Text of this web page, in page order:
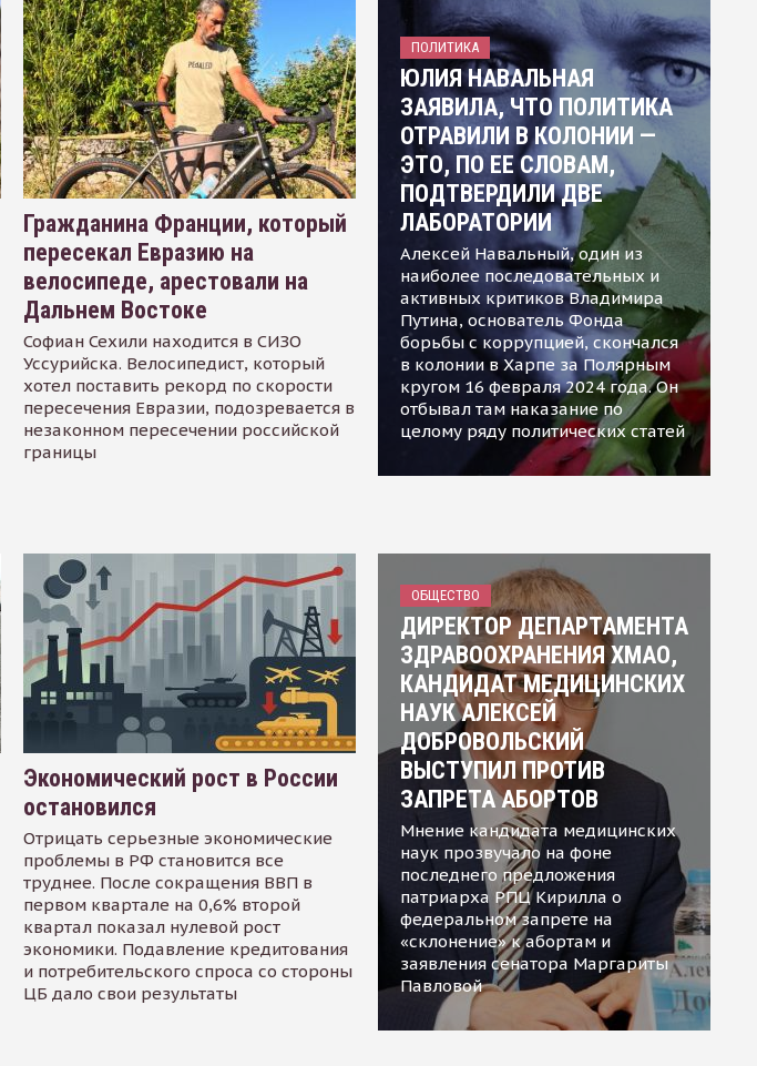
Гражданина Франции, который
пересекал Евразию на
велосипеде, арестовали на
Дальнем Востоке
Софиан Сехили находится в СИЗО
Уссурийска. Велосипедист, который
хотел поставить рекорд по скорости
пересечения Евразии, подозревается в
незаконном пересечении российской
границы
ПОЛИТИКА
ЮЛИЯ НАВАЛЬНАЯ
ЗАЯВИЛА, ЧТО ПОЛИТИКА
ОТРАВИЛИ В КОЛОНИИ —
ЭТО, ПО ЕЕ СЛОВАМ,
ПОДТВЕРДИЛИ ДВЕ
ЛАБОРАТОРИИ
Алексей Навальный, один из
наиболее последовательных и
активных критиков Владимира
Путина, основатель Фонда
борьбы с коррупцией, скончался
в колонии в Харпе за Полярным
кругом 16 февраля 2024 года. Он
отбывал там наказание по
целому ряду политических статей
Экономический рост в России
остановился
Отрицать серьезные экономические
проблемы в РФ становится все
труднее. После сокращения ВВП в
первом квартале на 0,6% второй
квартал показал нулевой рост
экономики. Подавление кредитования
и потребительского спроса со стороны
ЦБ дало свои результаты
ОБЩЕСТВО
ДИРЕКТОР ДЕПАРТАМЕНТА
ЗДРАВООХРАНЕНИЯ ХМАО,
КАНДИДАТ МЕДИЦИНСКИХ
НАУК АЛЕКСЕЙ
ДОБРОВОЛЬСКИЙ
ВЫСТУПИЛ ПРОТИВ
ЗАПРЕТА АБОРТОВ
Мнение кандидата медицинских
наук прозвучало на фоне
последнего предложения
патриарха РПЦ Кирилла о
федеральном запрете на
«склонение» к абортам и
заявления сенатора Маргариты
Павловой